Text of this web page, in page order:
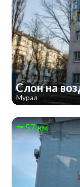
Слон на
Мурал
57 км